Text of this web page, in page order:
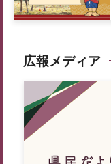
広報メディア